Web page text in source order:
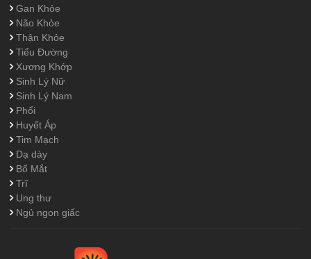
Gan Khỏe
Não Khỏe
Thận Khỏe
Tiểu Đường
Xương Khớp
Sinh Lý Nữ
Sinh Lý Nam
Phổi
Huyết Áp
Tim Mạch
Dạ dày
Bổ Mắt
Trĩ
Ung thư
Ngủ ngon giấc